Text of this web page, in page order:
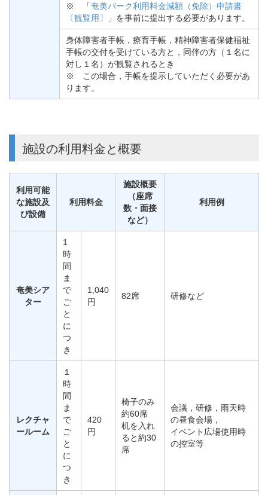
※ 「奄美パーク利用料金減額（免除）申請書
〔観覧用〕
」を事前に提出する必要があります。
身体障害者手帳，療育手帳，精神障害者保健福祉
手帳の交付を受けている方と，同伴の方（１名に
対し１名）が観覧されるとき
※ この場合，手帳を提示していただく必要があ
ります。
施設の利用料金と概要
利用可能
な施設及
び設備
利用料金
施設概要
（座席
数・面接
など）
利用例
奄美シア
ター
1
時
間
ま
で
ご
と
に
つ
き
1,040
円
82席 研修など
レクチャ
ールーム
１
時
間
ま
で
ご
と
に
つ
き
420
円
椅子のみ
約60席
机を入れ
ると約30
席
会議，研修，雨天時
の昼食会場，
イベント広場使用時
の控室等